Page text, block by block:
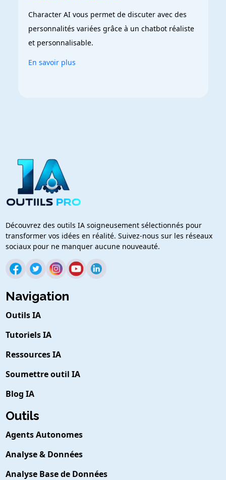
Character AI vous permet de discuter avec des
personnalités variées grâce à un chatbot réaliste
et personnalisable.
En savoir plus
Découvrez des outils IA soigneusement sélectionnés pour
transformer vos idées en réalité. Suivez-nous sur les réseaux
sociaux pour ne manquer aucune nouveauté.
Navigation
Outils IA
Tutoriels IA
Ressources IA
Soumettre outil IA
Blog IA
Outils
Agents Autonomes
Analyse & Données
Analyse Base de Données